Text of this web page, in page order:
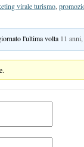
virale turismo,
l'ultima volta 11